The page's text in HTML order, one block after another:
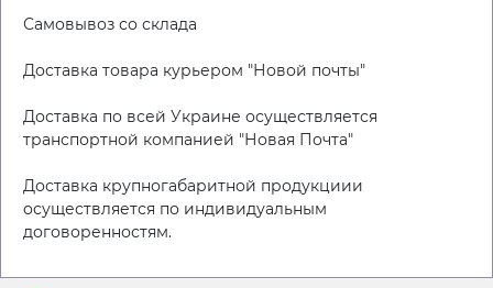
Самовывоз со склада
Доставка товара курьером "Новой почты"
Доставка по всей Украине осуществляется
транспортной компанией "Новая Почта"
Доставка крупногабаритной продукциии
осуществляется по индивидуальным
договоренностям.